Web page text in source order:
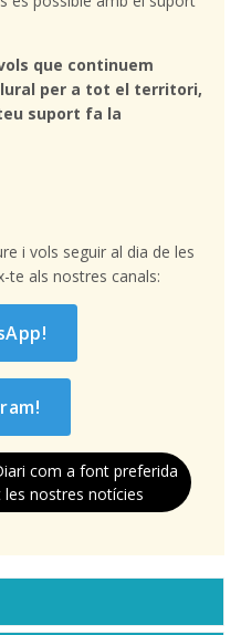
que continuem
per a tot el territori,
suport fa la
i vols seguir al dia de les
te als nostres canals:
com a font preferida
nostres notícies